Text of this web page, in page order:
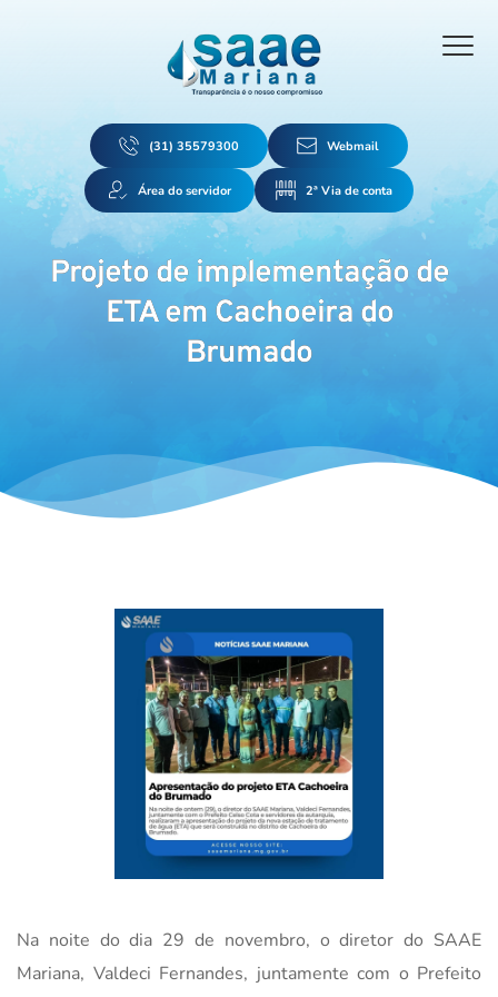
(31) 35579300 Webmail
Área do servidor 2ª Via de conta
Projeto de implementação de
ETA em Cachoeira do
Brumado
Na noite do dia 29 de novembro, o diretor do SAAE
Mariana, Valdeci Fernandes, juntamente com o Prefeito